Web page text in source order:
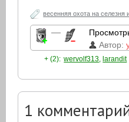
весенняя охота на селезня
—
Автор:
+ (2): wervolf313 ,larandit
1